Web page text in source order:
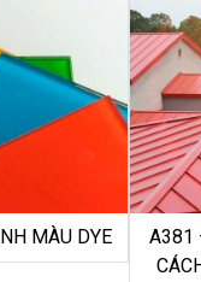
MÀU DYE
A381